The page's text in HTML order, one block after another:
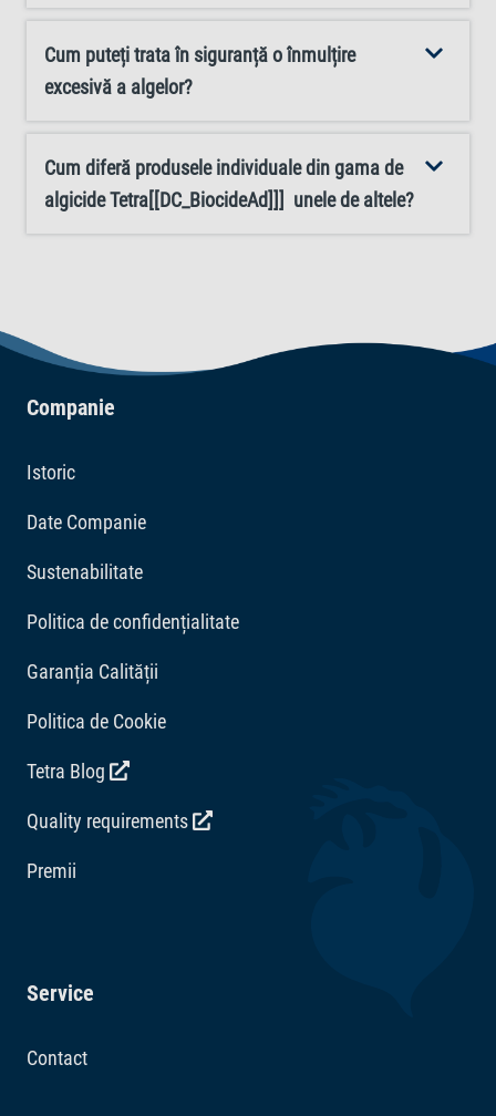
Cum puteți trata în siguranță o înmulțire
excesivă a algelor?
Cum diferă produsele individuale din gama de
algicide Tetra[[DC_BiocideAd]]] unele de altele?
Companie
Istoric
Date Companie
Sustenabilitate
Politica de confidențialitate
Garanția Calității
Politica de Cookie
Tetra Blog
Quality requirements
Premii
Service
Contact